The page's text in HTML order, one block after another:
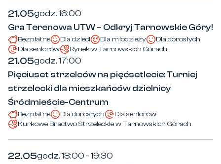
21.05godz. 16:00
Gra Terenowa UTW – Odkryj Tarnowskie Góry!
Bezpłatne Dla dzieci Dla młodzieży
Dla dorosłych
Dla seniorów
Rynek w Tarnowskich Górach
21.05godz. 17:00
Pięciuset strzelców na pięćsetlecie: Turniej
strzelecki dla mieszkańców dzielnicy
Śródmieście-Centrum
Bezpłatne Dla dorosłych
Dla seniorów
Kurkowe Bractwo Strzeleckie w Tarnowskich Górach
22.05godz. 18:00 - 19:30